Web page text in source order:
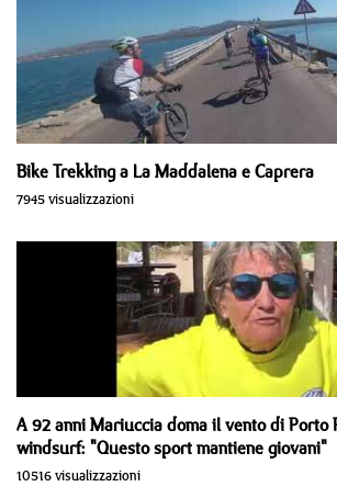
Bike Trekking a La Maddalena e Caprera
7945 visualizzazioni
A 92 anni Mariuccia doma il vento di Porto
windsurf: "Questo sport mantiene giovani"
10516 visualizzazioni